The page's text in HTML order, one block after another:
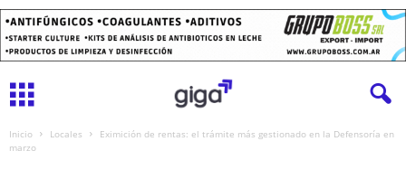
Inicio Locales
Eximición de rentas: el trámite más gestionado en la Defensoría en
marzo